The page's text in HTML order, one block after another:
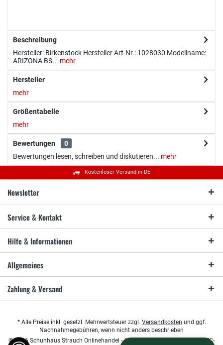
Beschreibung
Hersteller: Birkenstock Hersteller Art-Nr.: 1028030 Modellname:
ARIZONA BS... mehr
Hersteller
mehr
Größentabelle
mehr
Bewertungen
0
Bewertungen lesen, schreiben und diskutieren... mehr
Kostenloser Versand in DE
Newsletter
Service & Kontakt
Hilfe & Informationen
Allgemeines
Zahlung & Versand
* Alle Preise inkl. gesetzl. Mehrwertsteuer zzgl. Versandkosten und ggf.
Nachnahmegebühren, wenn nicht anders beschrieben
© 2026 Schuhhaus Strauch Onlinehandel - All Rights Reserved. Design by
TC-